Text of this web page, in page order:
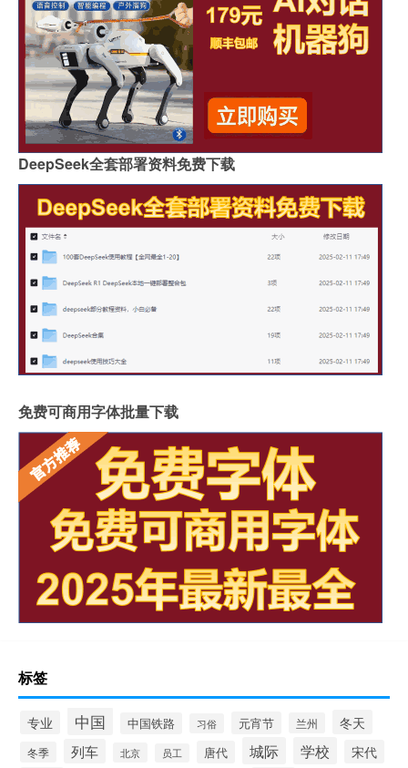
DeepSeek全套部署资料免费下载
免费可商用字体批量下载
标签
专业 中国 中国铁路 习俗 元宵节 兰州 冬天
冬季 列车 北京 员工 唐代 城际 学校 宋代